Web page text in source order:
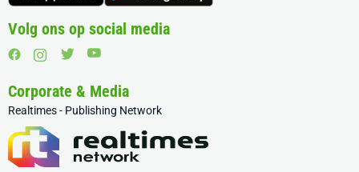
Volg ons op social media
Corporate & Media
Realtimes - Publishing Network